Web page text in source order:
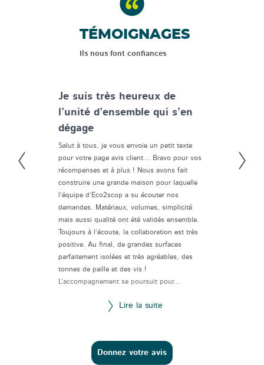
TÉMOIGNAGES
Ils nous font confiances
Je suis très heureux de
l’unité d’ensemble qui s’en
dégage
Salut à tous, je vous envoie un petit texte
pour votre page avis client... Bravo pour vos
récompenses et à plus ! Nous avons fait
construire une grande maison pour laquelle
l’équipe d’Eco2scop a su écouter nos
demandes. Matériaux, volumes, simplicité
mais aussi qualité ont été validés ensemble.
Toujours à l’écoute, la collaboration est très
positive. Au final, de grandes surfaces
parfaitement isolées et très agréables, des
tonnes de paille et des vis !
L’accompagnement se poursuit pour...
Lire la suite
Donnez votre avis